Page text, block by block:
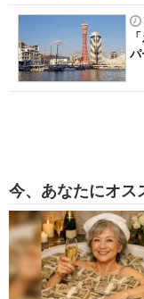
パ
今、あなたにオス